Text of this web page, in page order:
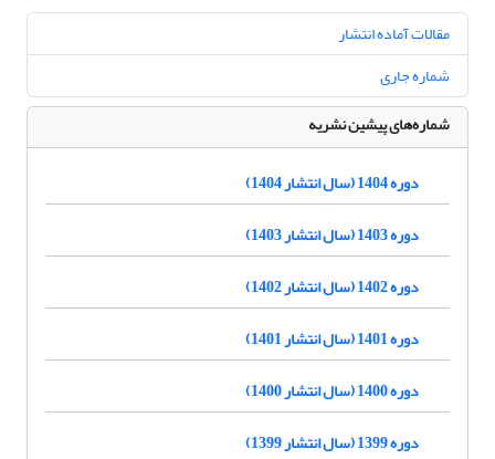
مقالات آماده انتشار
شماره جاری
شماره‌های پیشین نشریه
دوره 1404 (سال انتشار 1404)
دوره 1403 (سال انتشار 1403)
دوره 1402 (سال انتشار 1402)
دوره 1401 (سال انتشار 1401)
دوره 1400 (سال انتشار 1400)
دوره 1399 (سال انتشار 1399)